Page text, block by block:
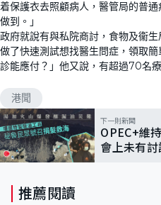
着保護衣去照顧病人，醫管局的普
做到。」
政府就說有與私院商討，食物及衞
做了快速測試想找醫生問症，領取
診能應付？」他又說，有超過70名
港聞
下一則新聞
OPEC+維
會上未有
推薦閱讀